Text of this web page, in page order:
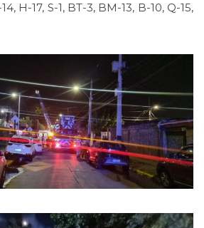
H-17, S-1, BT-3, BM-13, B-10, Q-15,